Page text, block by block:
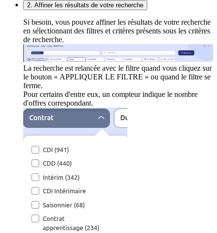
2. Affiner les résultats de votre recherche
Si besoin, vous pouvez affiner les résultats de votre recherche
en sélectionnant des filtres et critères présents sous les critères
de recherche.
La recherche est relancée avec le filtre quand vous cliquez sur
le bouton « APPLIQUER LE FILTRE » ou quand le filtre se
ferme.
Pour certains d'entre eux, un compteur indique le nombre
d'offres correspondant.